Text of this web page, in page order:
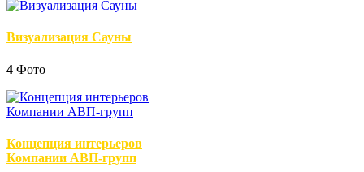
Визуализация Сауны
4 Фото
Концепция интерьеров
Компании АВП-групп